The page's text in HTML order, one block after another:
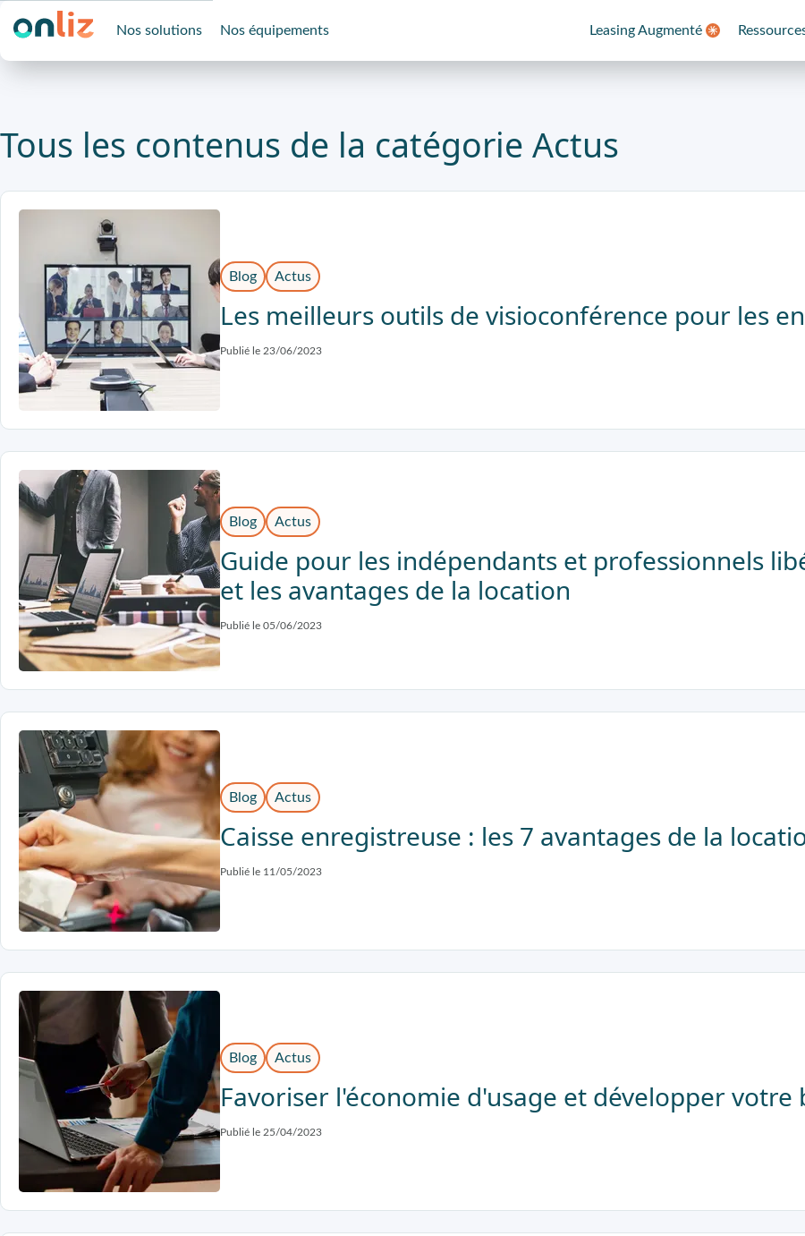
Nos solutions Nos équipements Leasing Augmenté
Tous les contenus de la catégorie Actus
Blog Actus
Les meilleurs outils de visioconférence pour les
Publié le 23/06/2023
Blog Actus
Guide pour les indépendants et professionnels
et les avantages de la location
Publié le 05/06/2023
Blog Actus
Caisse enregistreuse : les 7 avantages de la
Publié le 11/05/2023
Blog Actus
Favoriser l'économie d'usage et développer votre
Publié le 25/04/2023